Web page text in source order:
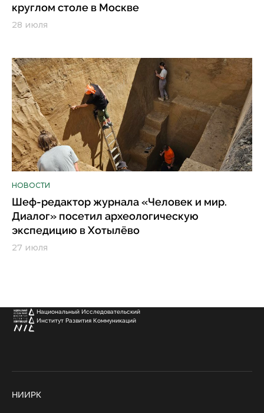
круглом столе в Москве
28 июля
НОВОСТИ
Шеф-редактор журнала «Человек и мир.
Диалог» посетил археологическую
экспедицию в Хотылёво
27 июля
Национальный Исследовательский
Институт Развития Коммуникаций
НИИРК